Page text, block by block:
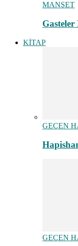
MANŞET
KİTAP
GEÇEN
GEÇEN